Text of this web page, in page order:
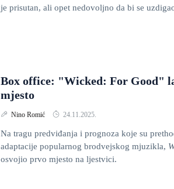
je prisutan, ali opet nedovoljno da bi se
Box office: "Wicked: For Good"
mjesto
Nino Romić 24.11.2025.
Na tragu predviđanja i prognoza koje su
adaptacije popularnog brodvejskog mjuzikla,
osvojio prvo mjesto na ljestvici.